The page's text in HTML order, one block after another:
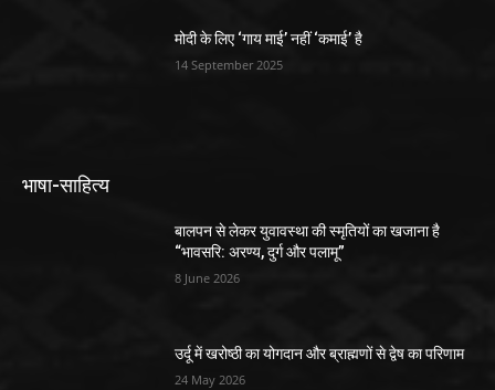
मोदी के लिए ‘गाय माई’ नहीं ‘कमाई’ है
14 September 2025
भाषा-साहित्य
बालपन से लेकर युवावस्था की स्मृतियों का खजाना है
“भावसरि: अरण्य, दुर्ग और पलामू”
8 June 2026
उर्दू में खरोष्ठी का योगदान और ब्राह्मणों से द्वेष का परिणाम
24 May 2026